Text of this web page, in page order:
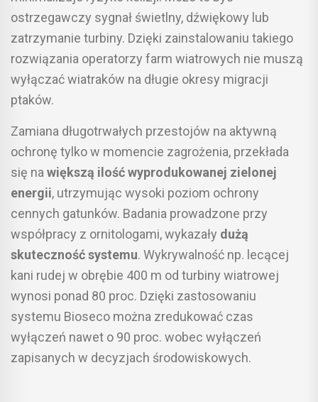
ostrzegawczy sygnał świetlny, dźwiękowy lub
zatrzymanie turbiny. Dzięki zainstalowaniu takiego
rozwiązania operatorzy farm wiatrowych nie muszą
wyłączać wiatraków na długie okresy migracji
ptaków.
Zamiana długotrwałych przestojów na aktywną
ochronę tylko w momencie zagrożenia, przekłada
się na większą ilość wyprodukowanej zielonej
energii, utrzymując wysoki poziom ochrony
cennych gatunków. Badania prowadzone przy
współpracy z ornitologami, wykazały dużą
skuteczność systemu. Wykrywalność np. lecącej
kani rudej w obrębie 400 m od turbiny wiatrowej
wynosi ponad 80 proc. Dzięki zastosowaniu
systemu Bioseco można zredukować czas
wyłączeń nawet o 90 proc. wobec wyłączeń
zapisanych w decyzjach środowiskowych.